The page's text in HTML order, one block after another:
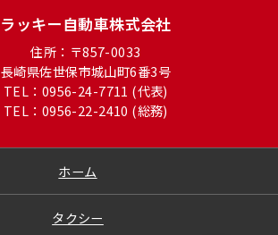
ラッキー自動車株式会社
住所：〒857-0033
長崎県佐世保市城山町6番3号
TEL：0956-24-7711 (代表)
TEL：0956-22-2410 (総務)
ホーム
タクシー